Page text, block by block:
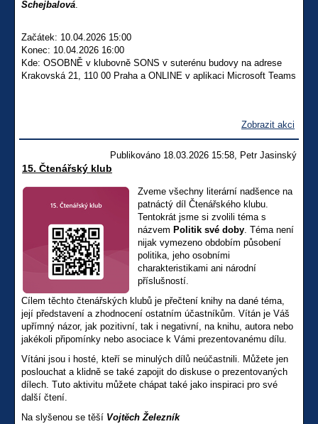
Schejbalová.
Začátek: 10.04.2026 15:00
Konec: 10.04.2026 16:00
Kde: OSOBNĚ v klubovně SONS v suterénu budovy na adrese
Krakovská 21, 110 00 Praha a ONLINE v aplikaci Microsoft Teams
Zobrazit akci
Publikováno 18.03.2026 15:58, Petr Jasinský
15. Čtenářský klub
Zveme všechny literární nadšence na
patnáctý díl Čtenářského klubu.
Tentokrát jsme si zvolili téma s
názvem Politik své doby. Téma není
nijak vymezeno obdobím působení
politika, jeho osobními
charakteristikami ani národní
příslušností.
Cílem těchto čtenářských klubů je přečtení knihy na dané téma,
její představení a zhodnocení ostatním účastníkům. Vítán je Váš
upřímný názor, jak pozitivní, tak i negativní, na knihu, autora nebo
jakékoli připomínky nebo asociace k Vámi prezentovanému dílu.
Vítáni jsou i hosté, kteří se minulých dílů neúčastnili. Můžete jen
poslouchat a klidně se také zapojit do diskuse o prezentovaných
dílech. Tuto aktivitu můžete chápat také jako inspiraci pro své
další čtení.
Na slyšenou se těší Vojtěch Železník